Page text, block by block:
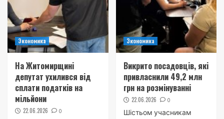
Экономика
На Житомирщині
депутат ухилився від
сплати податків на
мільйони
22.06.2026 0
Экономика
Викрито посадовців, які
привласнили 49,2 млн
грн на розмінуванні
22.06.2026 0
Шістьом учасникам